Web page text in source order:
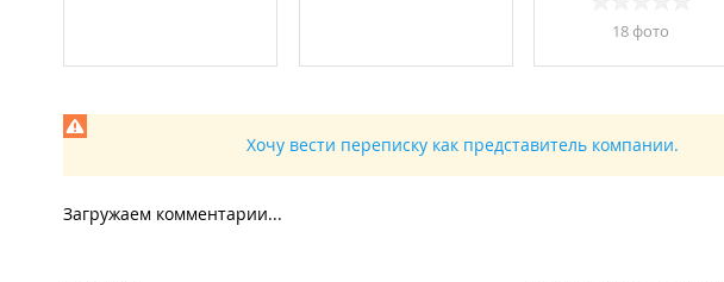
18 фото
Хочу вести переписку как представитель компании.
Загружаем комментарии...